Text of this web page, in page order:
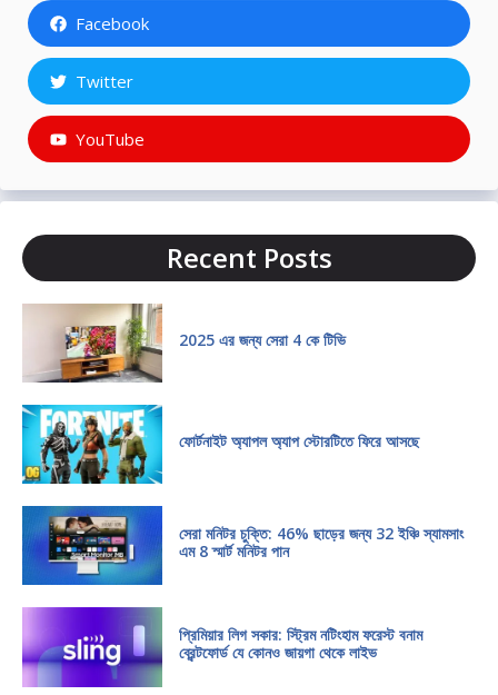
Facebook
Twitter
YouTube
Recent Posts
2025 এর জন্য সেরা 4 কে টিভি
ফোর্টনাইট অ্যাপল অ্যাপ স্টোরটিতে ফিরে আসছে
সেরা মনিটর চুক্তি: 46% ছাড়ের জন্য 32 ইঞ্চি স্যামসাং
এম 8 স্মার্ট মনিটর পান
প্রিমিয়ার লিগ সকার: স্ট্রিম নটিংহাম ফরেস্ট বনাম
ব্রেন্টফোর্ড যে কোনও জায়গা থেকে লাইভ